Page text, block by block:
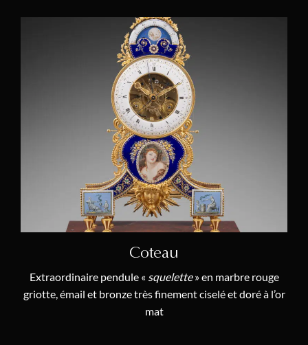
Signes du Zodiaque (4)
Jean-Baptiste III Albert Baillon (2)
Jean-François Denière (1)
Jean-Joseph de Saint-Germain (3)
(1)
Jean Hauré (1)
Edmé-Protais Barbichon (1)
Manufacture Dagoty et Honoré
Claude Mathieu (1)
Louis-Simon Boizot
Coteau
Extraordinaire pendule « squelette» en marbre rouge
griotte, émail et bronze très finement ciselé et doré à l’or
mat